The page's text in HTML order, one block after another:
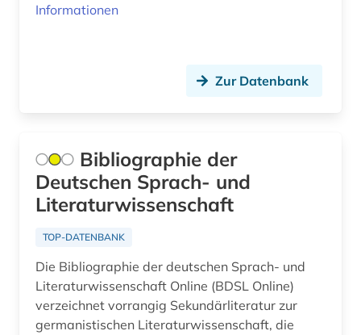
agder (2)
agentur (1)
agrar- (1)
agrarforschung (2)
agrarkultur (1)
Informationen
Zur Datenbank
Bibliographie der
Deutschen Sprach- und
Literaturwissenschaft
TOP-DATENBANK
Die Bibliographie der deutschen Sprach- und
Literaturwissenschaft Online (BDSL Online)
verzeichnet vorrangig Sekundärliteratur zur
germanistischen Literaturwissenschaft, die